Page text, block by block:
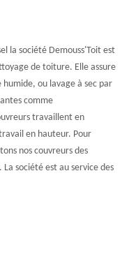
la société Demouss'Toit est
de toiture. Elle assure
ou lavage à sec par
comme
travaillent en
en hauteur. Pour
nos couvreurs des
société est au service des